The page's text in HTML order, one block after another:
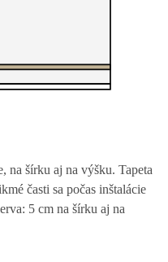
na šírku aj na výšku. Tapeta
časti sa počas inštalácie
5 cm na šírku aj na